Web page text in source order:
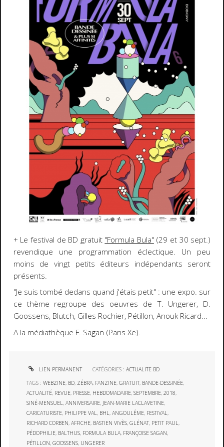
+ Le festival de BD gratuit "Formula Bula" (29 et 30 sept.)
revendique une programmation éclectique. Un peu
moins de vingt petits éditeurs indépendants seront
présents.
"Je suis tombé dedans quand j'étais petit" : une expo. sur
ce thème regroupe des oeuvres de T. Ungerer, D.
Goossens, Blutch, Gilles Rochier, Pétillon, Anouk Ricard...
A la médiathèque F. Sagan (Paris Xe).
LIEN PERMANENT CATÉGORIES :ACTUALITE BD
TAGS :WEBZINE, BD, ZÉBRA, FANZINE,GRATUIT, BANDE-DESSINÉE,
ACTUALITÉ, REVUE, PRESSE, HEBDOMADAIRE,SEPTEMBRE,2018,
SINÉ-MENSUEL ,ANNIVERSAIRE, JEAN-MARIE LACLAVETINE,
CARICATURISTE, PHILIPPE VAL , BHL ,ANGOULÊME, FESTIVAL ,
RICHARD CORBEN,AFFICHE, BASTIEN VIVÈS,GLÉNAT, PETIT PAUL ,
PÉDOPHILIE, BALTHUS, FORMULA BULA, FRANÇOISE SAGAN,
PÉTILLON,GOOSSENS, UNGERER